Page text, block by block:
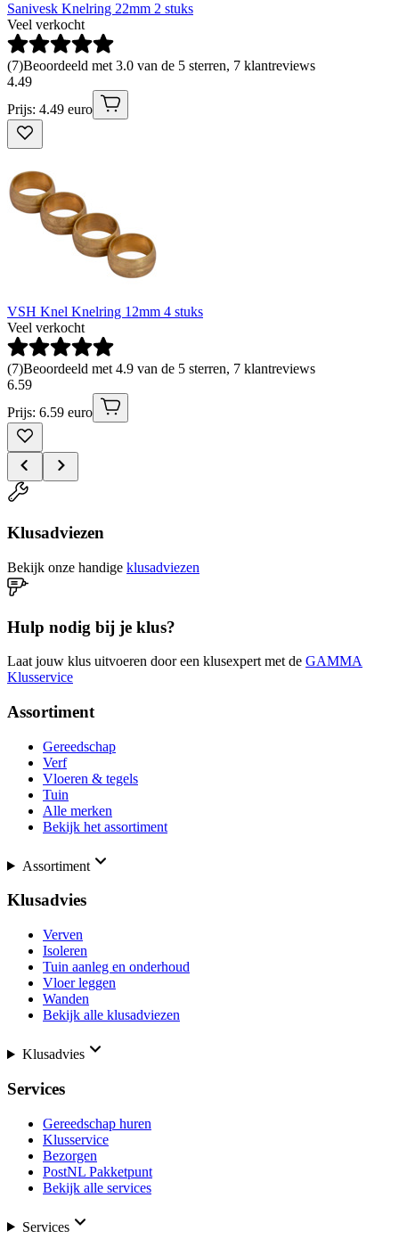
Sanivesk Knelring 22mm 2 stuks
Veel verkocht
(7)Beoordeeld met 3.0 van de 5 sterren, 7 klantreviews
4.49
Prijs: 4.49 euro
VSH Knel Knelring 12mm 4 stuks
Veel verkocht
(7)Beoordeeld met 4.9 van de 5 sterren, 7 klantreviews
6.59
Prijs: 6.59 euro
Klusadviezen
Bekijk onze handige klusadviezen
Hulp nodig bij je klus?
Laat jouw klus uitvoeren door een klusexpert met de GAMMA
Klusservice
Assortiment
Gereedschap
Verf
Vloeren & tegels
Tuin
Alle merken
Bekijk het assortiment
Assortiment
Klusadvies
Verven
Isoleren
Tuin aanleg en onderhoud
Vloer leggen
Wanden
Bekijk alle klusadviezen
Klusadvies
Services
Gereedschap huren
Klusservice
Bezorgen
PostNL Pakketpunt
Bekijk alle services
Services